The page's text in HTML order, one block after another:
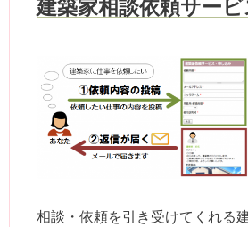
建築家相談依頼サー
相談・依頼を引き受けてくれる